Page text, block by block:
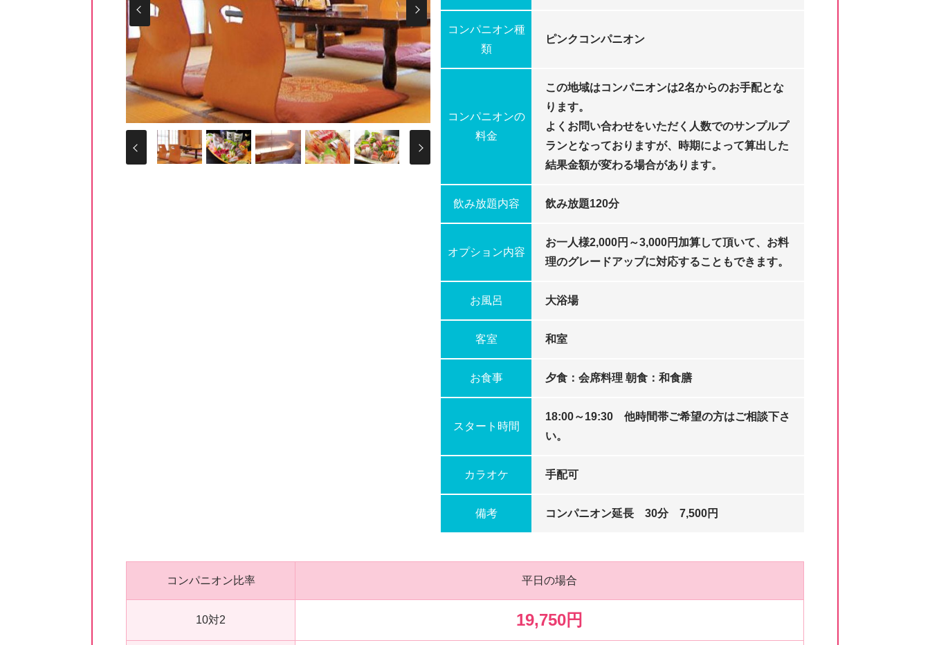
Prev
コンパニオン種
類
ピンクコンパニオン
コンパニオンの
料金
この地域はコンパニオンは2名からのお手配とな
ります。
よくお問い合わせをいただく人数でのサンプルプ
ランとなっておりますが、時期によって算出した
結果金額が変わる場合があります。
飲み放題内容 飲み放題120分
オプション内容
お一人様2,000円～3,000円加算して頂いて、お料
理のグレードアップに対応することもできます。
お風呂 大浴場
客室 和室
お食事 夕食：会席料理 朝食：和食膳
スタート時間
18:00～19:30 他時間帯ご希望の方はご相談下さ
い。
カラオケ 手配可
備考 コンパニオン延長 30分 7,500円
コンパニオン比率 平日の場合
10対2 19,750円